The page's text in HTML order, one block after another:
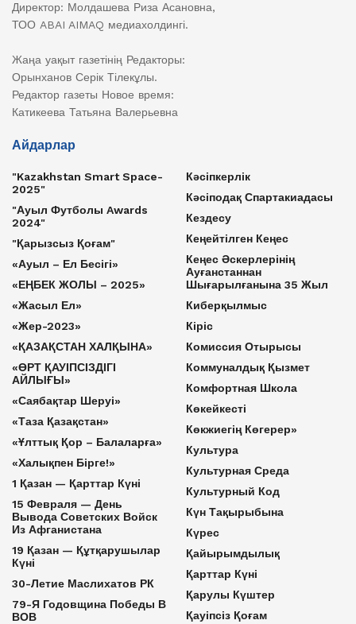
Директор: Молдашева Риза Асановна,
ТОО ABAI AIMAQ медиахолдингі.
Жаңа уақыт газетінің Редакторы:
Орынханов Серік Тілекұлы.
Редактор газеты Новое время:
Катикеева Татьяна Валерьевна
Айдарлар
"Kazakhstan Smart Space-
2025"
"Ауыл Футболы Awards
2024"
"Қарызсыз Қоғам"
«Ауыл – Ел Бесігі»
«ЕҢБЕК ЖОЛЫ – 2025»
«Жасыл Ел»
«Жер-2023»
«ҚАЗАҚСТАН ХАЛҚЫНА»
«ӨРТ ҚАУІПСІЗДІГІ
АЙЛЫҒЫ»
«Саябақтар Шеруі»
«Таза Қазақстан»
«Ұлттық Қор – Балаларға»
«Халықпен Бірге!»
1 Қазан — Қарттар Күні
15 Февраля — День
Вывода Советских Войск
Из Афганистана
19 Қазан — Құтқарушылар
Күні
30-Летие Маслихатов РК
79-Я Годовщина Победы В
ВОВ
Кәсіпкерлік
Кәсіподақ Спартакиадасы
Кездесу
Кеңейтілген Кеңес
Кеңес Әскерлерінің
Ауғанстаннан
Шығарылғанына 35 Жыл
Киберқылмыс
Кіріс
Комиссия Отырысы
Коммуналдық Қызмет
Комфортная Школа
Көкейкесті
Көкжиегің Көгерер»
Культура
Культурная Среда
Культурный Код
Күн Тақырыбына
Күрес
Қайырымдылық
Қарттар Күні
Қарулы Күштер
Қауіпсіз Қоғам